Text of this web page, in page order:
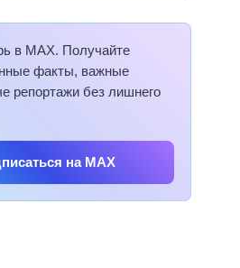
в MAX. Получайте
факты, важные
репортажи без лишнего
на MAX